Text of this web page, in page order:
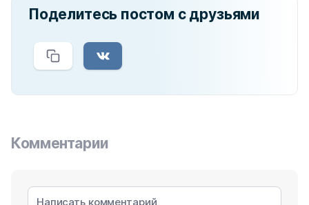
Поделитесь постом с друзьями
Комментарии